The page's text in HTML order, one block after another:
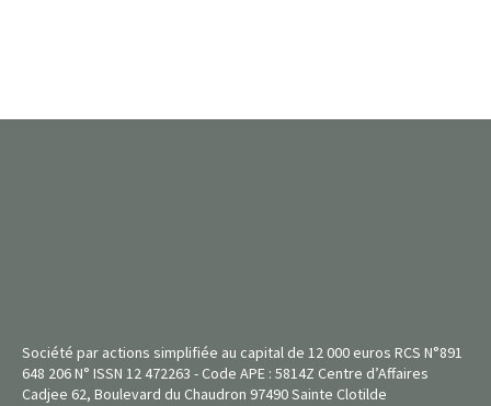
Société par actions simplifiée au capital de 12 000 euros RCS N°891
648 206 N° ISSN 12 472263 - Code APE : 5814Z Centre d’Affaires
Cadjee 62, Boulevard du Chaudron 97490 Sainte Clotilde